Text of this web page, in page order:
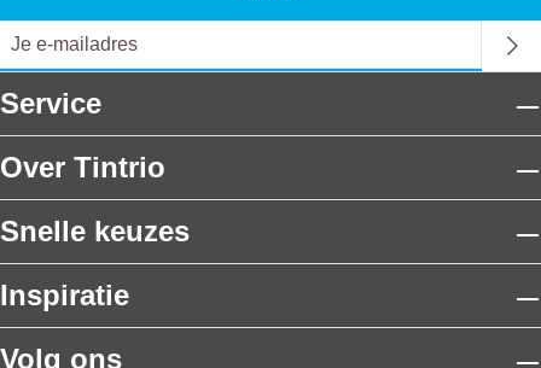
Service
Over Tintrio
Snelle keuzes
Inspiratie
Volg ons